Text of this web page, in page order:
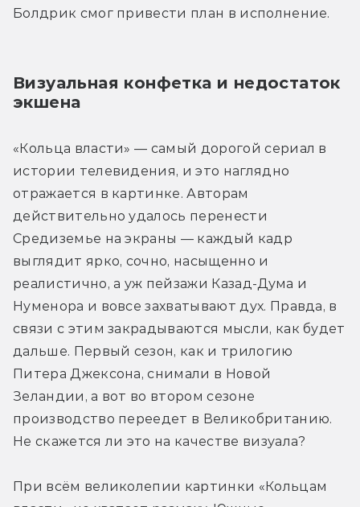
Болдрик смог привести план в исполнение.
Визуальная конфетка и недостаток
экшена
«Кольца власти» — самый дорогой сериал в
истории телевидения, и это наглядно
отражается в картинке. Авторам
действительно удалось перенести
Средиземье на экраны — каждый кадр
выглядит ярко, сочно, насыщенно и
реалистично, а уж пейзажи Казад-Дума и
Нуменора и вовсе захватывают дух. Правда, в
связи с этим закрадываются мысли, как будет
дальше. Первый сезон, как и трилогию
Питера Джексона, снимали в Новой
Зеландии, а вот во втором сезоне
производство переедет в Великобританию.
Не скажется ли это на качестве визуала?
При всём великолепии картинки «Кольцам